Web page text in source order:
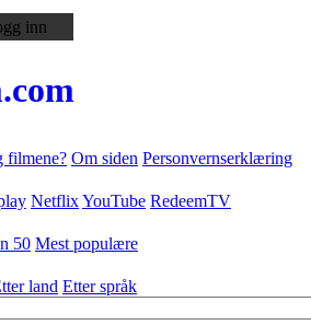
inn
.com
filmene? Om siden Personvernserklæring
NetflixYouTube RedeemTV
50 Mest populære
land Etter språk